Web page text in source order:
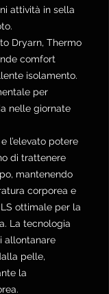
attività in sella
Dryarn, Thermo
comfort
isolamento.
per
nelle giornate
l’elevato potere
di trattenere
mantenendo
corporea e
ottimale per la
La tecnologia
allontanare
pelle,
la